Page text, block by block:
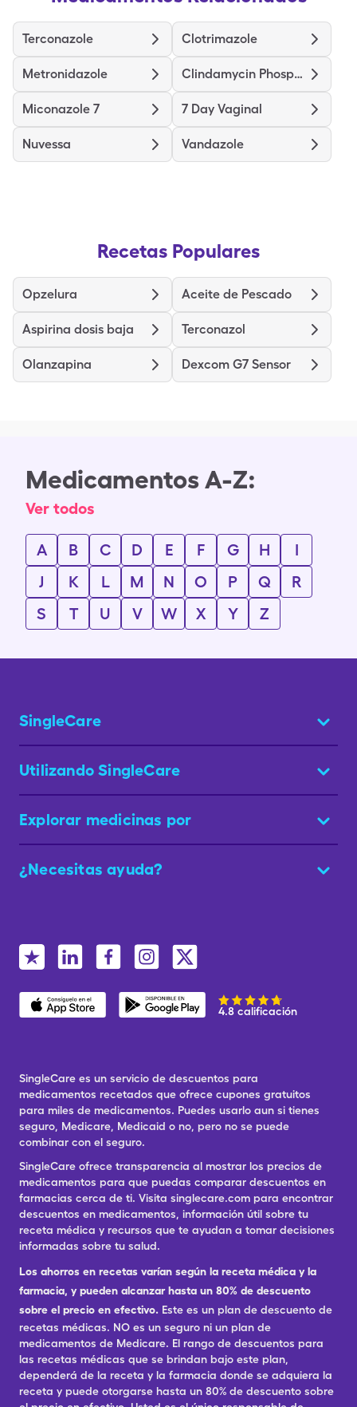
Terconazole Clotrimazole
Metronidazole Clindamycin Phosphate
Miconazole 7 7 Day Vaginal
Nuvessa Vandazole
Recetas Populares
Opzelura Aceite de Pescado
Aspirina dosis baja Terconazol
Olanzapina Dexcom G7 Sensor
Medicamentos A-Z:
Ver todos
A B C D E F G H
I
J
K L M N O P Q
R
S
T U V W X Y Z
SingleCare
Utilizando SingleCare
Explorar medicinas por
¿Necesitas ayuda?
4.8 calificación
SingleCare es un servicio de descuentos para
medicamentos recetados que ofrece cupones gratuitos
para miles de medicamentos. Puedes usarlo aun si tienes
seguro, Medicare, Medicaid o no, pero no se puede
combinar con el seguro.
SingleCare ofrece transparencia al mostrar los precios de
medicamentos para que puedas comparar descuentos en
farmacias cerca de ti. Visita singlecare.com para encontrar
descuentos en medicamentos, información útil sobre tu
receta médica y recursos que te ayudan a tomar decisiones
informadas sobre tu salud.
Los ahorros en recetas varían según la receta médica y la
farmacia, y pueden alcanzar hasta un 80% de descuento
sobre el precio en efectivo. Este es un plan de descuento de
recetas médicas. NO es un seguro ni un plan de
medicamentos de Medicare. El rango de descuentos para
las recetas médicas que se brindan bajo este plan,
dependerá de la receta y la farmacia donde se adquiera la
receta y puede otorgarse hasta un 80% de descuento sobre